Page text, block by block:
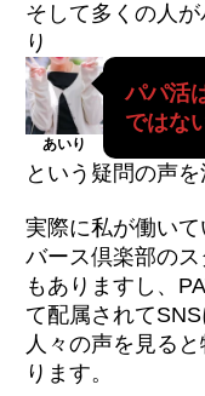
そして多くの人
り
あいり
パパ活
ではな
という疑問の声
実際に私が働い
バース倶楽部の
もありますし、
て配属されて
人々の声を見る
ります。